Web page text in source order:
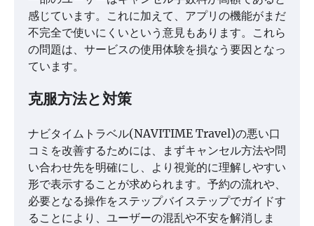
感じています。これに加えて、アプリの機能がまだ
不完全で使いにくいという意見もあります。これら
の問題は、サービスの使用体験を損なう要因となっ
ています。
克服方法と対策
ナビタイムトラベル(NAVITIME Travel)の悪い口
コミを改善するためには、まずキャンセル方法や問
い合わせ先を明確にし、より視覚的に理解しやすい
形で表示することが求められます。予約の流れや、
必要となる操作をステップバイステップでガイドす
ることにより、ユーザーの混乱や不安を解消しま